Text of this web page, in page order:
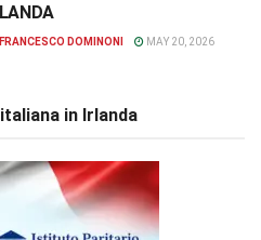
FRANCESCO DOMINONI MAY 20, 2026
in Irlanda